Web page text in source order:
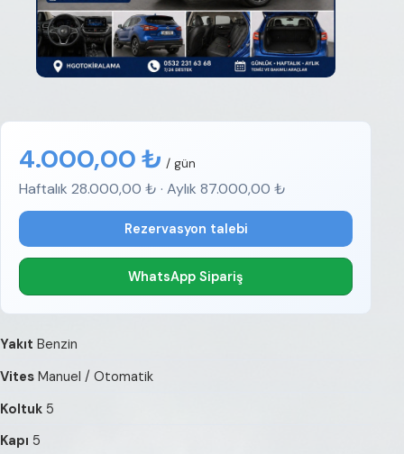
4.000,00 ₺ / gün
Haftalık 28.000,00 ₺ · Aylık 87.000,00 ₺
Rezervasyon talebi
WhatsApp Sipariş
Yakıt Benzin
Vites Manuel / Otomatik
Koltuk 5
Kapı 5